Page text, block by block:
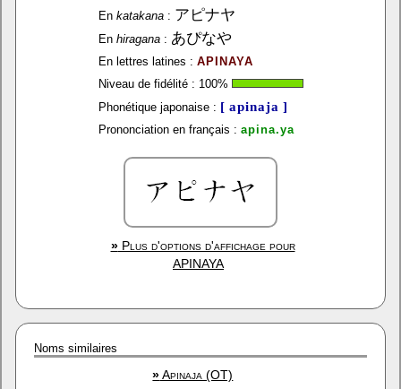
En katakana: アピナヤ
En hiragana: あぴなや
En lettres latines : APINAYA
Niveau de fidélité : 100%
Phonétique japonaise : [ apinaja ]
Prononciation en français : apina.ya
»Plus d'options d'affichage pour
APINAYA
Noms similaires
»Apinaja (OT)